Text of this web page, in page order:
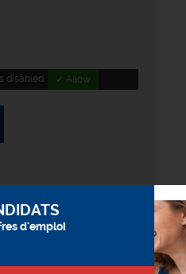
disabled. ✓ Allow
d'emploi